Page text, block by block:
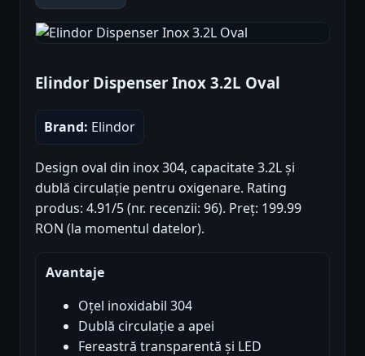
Elindor Dispenser Inox 3.2L Oval
Brand: Elindor
Design oval din inox 304, capacitate 3.2L și
dublă circulație pentru oxigenare. Rating
produs: 4.91/5 (nr. recenzii: 96). Preț: 199.99
RON (la momentul datelor).
Avantaje
Oțel inoxidabil 304
Dublă circulație a apei
Fereastră transparentă și LED